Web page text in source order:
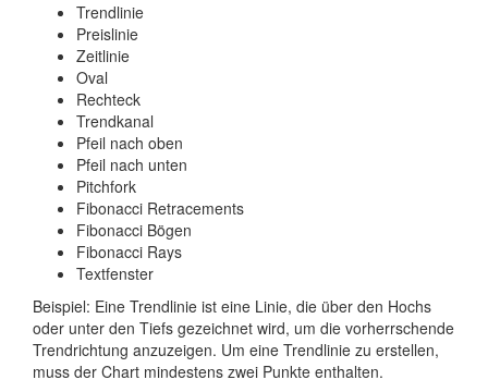
Trendlinie
Preislinie
Zeitlinie
Oval
Rechteck
Trendkanal
Pfeil nach oben
Pfeil nach unten
Pitchfork
Fibonacci Retracements
Fibonacci Bögen
Fibonacci Rays
Textfenster
Beispiel: Eine Trendlinie ist eine Linie, die über den Hochs
oder unter den Tiefs gezeichnet wird, um die vorherrschende
Trendrichtung anzuzeigen. Um eine Trendlinie zu erstellen,
muss der Chart mindestens zwei Punkte enthalten.